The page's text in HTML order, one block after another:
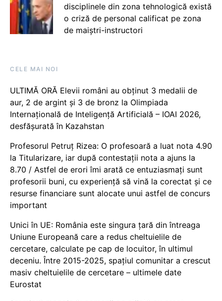
disciplinele din zona tehnologică există
o criză de personal calificat pe zona
de maiștri-instructori
CELE MAI NOI
ULTIMĂ ORĂ Elevii români au obținut 3 medalii de
aur, 2 de argint și 3 de bronz la Olimpiada
Internațională de Inteligență Artificială – IOAI 2026,
desfășurată în Kazahstan
Profesorul Petruț Rizea: O profesoară a luat nota 4.90
la Titularizare, iar după contestații nota a ajuns la
8.70 / Astfel de erori îmi arată ce entuziasmați sunt
profesorii buni, cu experiență să vină la corectat și ce
resurse financiare sunt alocate unui astfel de concurs
important
Unici în UE: România este singura țară din întreaga
Uniune Europeană care a redus cheltuielile de
cercetare, calculate pe cap de locuitor, în ultimul
deceniu. Între 2015-2025, spațiul comunitar a crescut
masiv cheltuielile de cercetare – ultimele date
Eurostat